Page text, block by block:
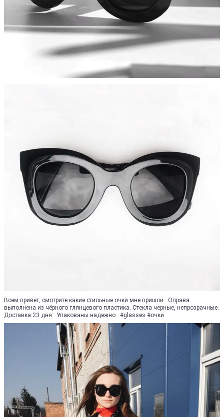
Всем привет, смотрите какие стильные очки мне пришли . Оправа
выполнена из чёрного глянцевого пластика. Стекла черные, непрозрачные.
Доставка 23 дня . Упакованы надежно . #glasses #очки